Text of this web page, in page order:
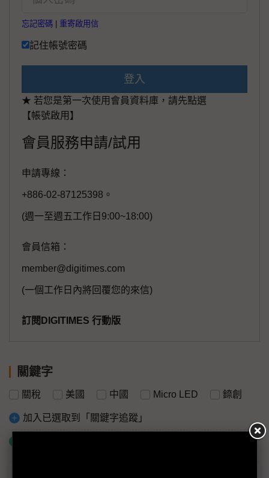
忘記密碼 重寄啟用信
記住帳號密碼
登入
★ 若您是第一次使用會員資料庫，請先點選
【帳號啟用】
會員服務申請/試用
申請專線：
+886-02-87125398。
(週一至週五工作日9:00~18:00)
會員信箱：
member@digitimes.com
(一個工作日內將回覆您的來信)
訂閱DIGITIMES 行動版
關鍵字
關稅 美國 中國 Micro LED 錼創
加入已選取到「關鍵字追蹤」